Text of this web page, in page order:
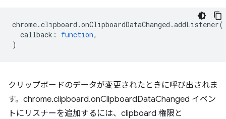
chrome.clipboard .onClipboardDataChanged .addListener(
callback : function,
)
クリップボードのデータが変更されたときに呼び出されま
す。chrome.clipboard.onClipboardDataChanged イベン
トにリスナーを追加するには、clipboard 権限と